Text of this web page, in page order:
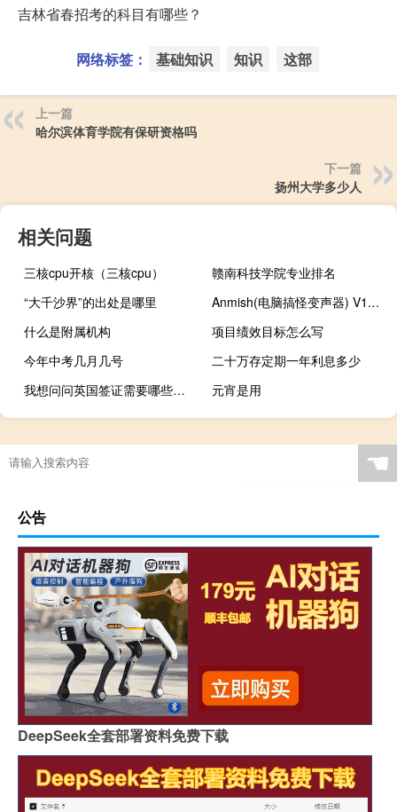
吉林省春招考的科目有哪些？
网络标签： 基础知识 知识 这部
上一篇
哈尔滨体育学院有保研资格吗
下一篇
扬州大学多少人
相关问题
三核cpu开核（三核cpu）
赣南科技学院专业排名
“大千沙界”的出处是哪里
Anmish(电脑搞怪变声器) V1.0 绿色版（Anmish(电脑搞怪变声器) V1.0 绿色版功能简介）
什么是附属机构
项目绩效目标怎么写
今年中考几月几号
二十万存定期一年利息多少
我想问问英国签证需要哪些材料
元宵是用
☚
公告
DeepSeek全套部署资料免费下载